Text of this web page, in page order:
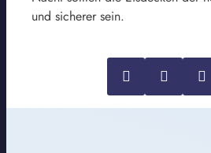
und sicherer sein.